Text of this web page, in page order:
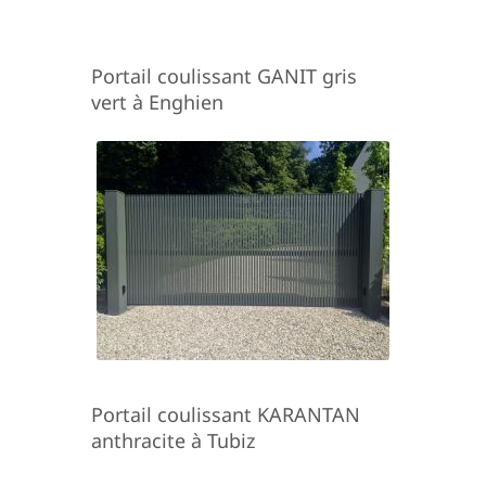
Portail coulissant GANIT gris
vert à Enghien
Portail coulissant KARANTAN
anthracite à Tubiz